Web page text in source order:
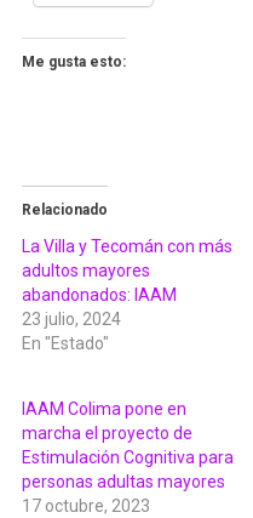
Me gusta esto:
Relacionado
La Villa y Tecomán con más
adultos mayores
abandonados: IAAM
23 julio, 2024
En "Estado"
IAAM Colima pone en
marcha el proyecto de
Estimulación Cognitiva para
personas adultas mayores
17 octubre, 2023